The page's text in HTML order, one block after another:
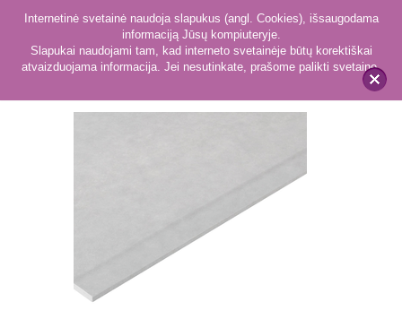
x
Internetinė svetainė naudoja slapukus (angl. Cookies), išsaugodama
informaciją Jūsų kompiuteryje.
Slapukai naudojami tam, kad interneto svetainėje būtų korektiškai
atvaizduojama informacija. Jei nesutinkate, prašome palikti svetainę.
Gipso kartono GKP 35